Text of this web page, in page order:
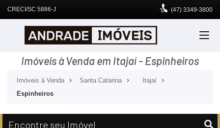
CRECI/SC 5886-J (47) 3349-3800
Imóveis à Venda em Itajaí - Espinheiros
Imóveis à Venda Santa Catarina
Itajaí
Espinheiros
Encontre seu Imóvel